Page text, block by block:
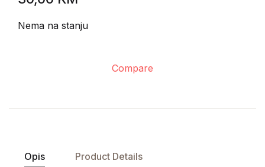
Nema na stanju
Compare
Opis Product Details